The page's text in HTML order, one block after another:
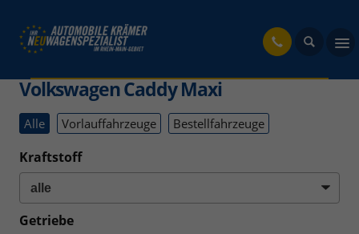
Volkswagen Caddy Maxi
Alle Vorlauffahrzeuge Bestellfahrzeuge
Kraftstoff
Getriebe